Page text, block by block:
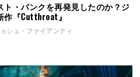
ト・パンクを再発見したのか？ジ
作『Cutthroat』
シュ・ファイアンティ